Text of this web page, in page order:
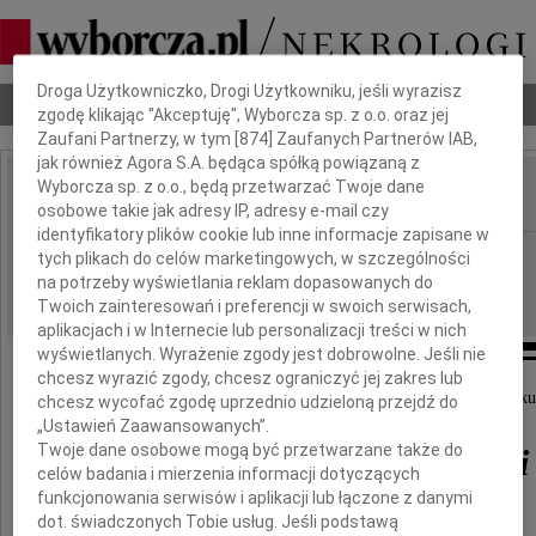
Nekrologi Odeszli Poradnik pogrzebowy
IMIĘ I NAZWISKO:
REGION: Opole
DATA EMISJI: 06.11.2009
16 października 2009 roku odszedł w spokoju w
Stanisław Racławicki
Wspaniały Człowiek, Mąż, Ojciec i Dziadek.
Dbamy o Twoją prywatność
Droga Użytkowniczko, Drogi Użytkowniku, jeśli wyrazisz
zgodę klikając "Akceptuję", Wyborcza sp. z o.o. oraz jej
Zaufani Partnerzy, w tym [874] Zaufanych Partnerów IAB,
jak również Agora S.A. będąca spółką powiązaną z
Wyborcza sp. z o.o., będą przetwarzać Twoje dane
osobowe takie jak adresy IP, adresy e-mail czy
identyfikatory plików cookie lub inne informacje zapisane w
tych plikach do celów marketingowych, w szczególności
na potrzeby wyświetlania reklam dopasowanych do
Twoich zainteresowań i preferencji w swoich serwisach,
aplikacjach i w Internecie lub personalizacji treści w nich
wyświetlanych. Wyrażenie zgody jest dobrowolne. Jeśli nie
chcesz wyrazić zgody, chcesz ograniczyć jej zakres lub
chcesz wycofać zgodę uprzednio udzieloną przejdź do
„Ustawień Zaawansowanych”.
Twoje dane osobowe mogą być przetwarzane także do
celów badania i mierzenia informacji dotyczących
funkcjonowania serwisów i aplikacji lub łączone z danymi
dot. świadczonych Tobie usług. Jeśli podstawą